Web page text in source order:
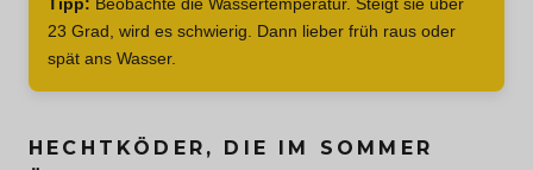
23 Grad, wird es schwierig. Dann lieber früh raus oder
spät ans Wasser.
HECHTKÖDER, DIE IM SOMMER